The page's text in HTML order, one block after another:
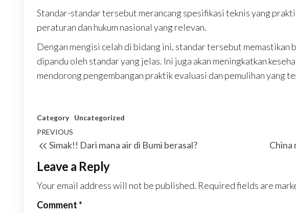
Standar-standar tersebut merancang spesifikasi teknis yang
peraturan dan hukum nasional yang relevan.
Dengan mengisi celah di bidang ini, standar tersebut memastikan
dipandu oleh standar yang jelas. Ini juga akan meningkatkan
mendorong pengembangan praktik evaluasi dan pemulihan yang
Category Uncategorized
Post
navigation
Previous
Post
PREVIOUS
Simak!! Dari mana air di Bumi berasal? China
Leave a Reply
Your email address will not be published. Required fields are
Comment*